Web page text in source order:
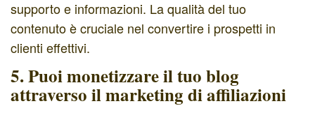
supporto e informazioni. La qualità del tuo
contenuto è cruciale nel convertire i prospetti in
clienti effettivi.
5. Puoi monetizzare il tuo blog
attraverso il marketing di affiliazioni